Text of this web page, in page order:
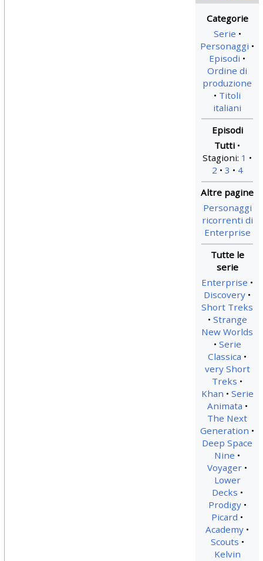
Serie
Personaggi
Episodi
Ordine di
produzione
Titoli
italiani
Tutti
Stagioni: 1
2
3 4
Personaggi
ricorrenti di
Enterprise
Enterprise
Discovery
Short Treks
Strange
New Worlds
Serie
Classica
very Short
Treks
Khan
Serie
Animata
The Next
Generation
Deep Space
Nine
Voyager
Lower
Decks
Prodigy
Picard
Academy
Scouts
Kelvin